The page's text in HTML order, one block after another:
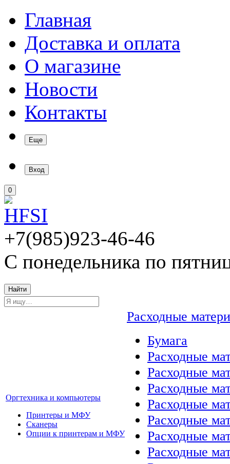
Главная
Доставка и оплата
О магазине
Новости
Контакты
Еще
Вход
0
+7(985)923-46-46
С понедельника по
Найти
Оргтехника и компьютеры
Принтеры и МФУ
Сканеры
Опции к принтерам и МФУ
Расходные
Бумага
Расходные
Расходные
Расходные
Расходные
Расходные
Расходные
Расходные